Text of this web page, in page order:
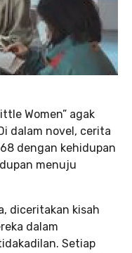
Women” agak
dalam novel, cerita
dengan kehidupan
menuju
diceritakan kisah
dalam
Setiap